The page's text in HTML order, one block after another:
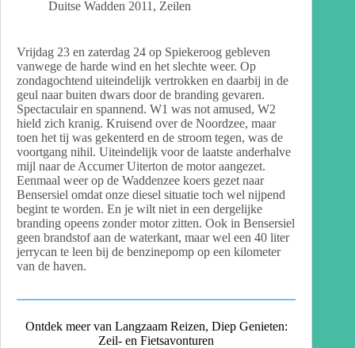
Duitse Wadden 2011 , Zeilen
Vrijdag 23 en zaterdag 24 op Spiekeroog gebleven
vanwege de harde wind en het slechte weer. Op
zondagochtend uiteindelijk vertrokken en daarbij in de
geul naar buiten dwars door de branding gevaren.
Spectaculair en spannend. W1 was not amused, W2
hield zich kranig. Kruisend over de Noordzee, maar
toen het tij was gekenterd en de stroom tegen, was de
voortgang nihil. Uiteindelijk voor de laatste anderhalve
mijl naar de Accumer Uiterton de motor aangezet.
Eenmaal weer op de Waddenzee koers gezet naar
Bensersiel omdat onze diesel situatie toch wel nijpend
begint te worden. En je wilt niet in een dergelijke
branding opeens zonder motor zitten. Ook in Bensersiel
geen brandstof aan de waterkant, maar wel een 40 liter
jerrycan te leen bij de benzinepomp op een kilometer
van de haven.
Ontdek meer van Langzaam Reizen, Diep Genieten:
Zeil- en Fietsavonturen